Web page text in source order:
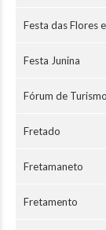
Festa das Flores
Festa Junina
Fórum de
Fretado
Fretamaneto
Fretamento